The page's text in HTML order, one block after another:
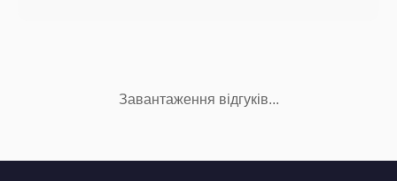
Завантаження відгуків...